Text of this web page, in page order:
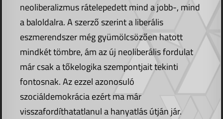
neoliberalizmus rátelepedett mind a jobb-, mind
a baloldalra. A szerző szerint a liberális
eszmerendszer még gyümölcsözően hatott
mindkét tömbre, ám az új neoliberális fordulat
már csak a tőkelogika szempontjait tekinti
fontosnak. Az ezzel azonosuló
szociáldemokrácia ezért ma már
visszafordíthatatlanul a hanyatlás útján jár.